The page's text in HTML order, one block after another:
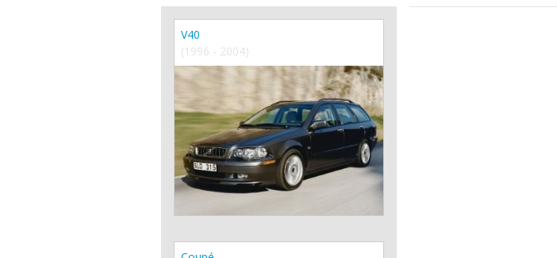
V40
(1996 - 2004)